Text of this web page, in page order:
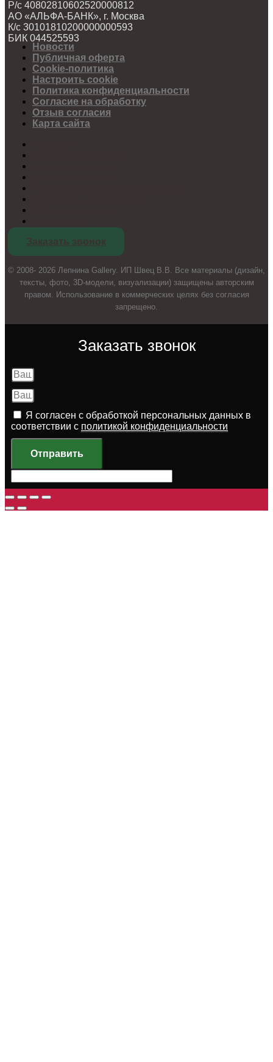
Р/с 40802810602520000812
АО «АЛЬФА-БАНК», г. Москва
К/с 30101810200000000593
БИК 044525593
Новости
Публичная оферта
Cookie-политика
Настроить cookie
Политика конфиденциальности
Согласие на обработку
Отзыв согласия
Карта сайта
Заказать звонок
© 2008- 2026 Лепнина Gallery. ИП Швец В.В. Все материалы (дизайн,
тексты, фото, 3D-модели, визуализации) защищены авторским
правом. Использование в коммерческих целях без согласия
запрещено.
Заказать звонок
Я согласен с обработкой персональных данных в
соответствии с политикой конфиденциальности
Отправить